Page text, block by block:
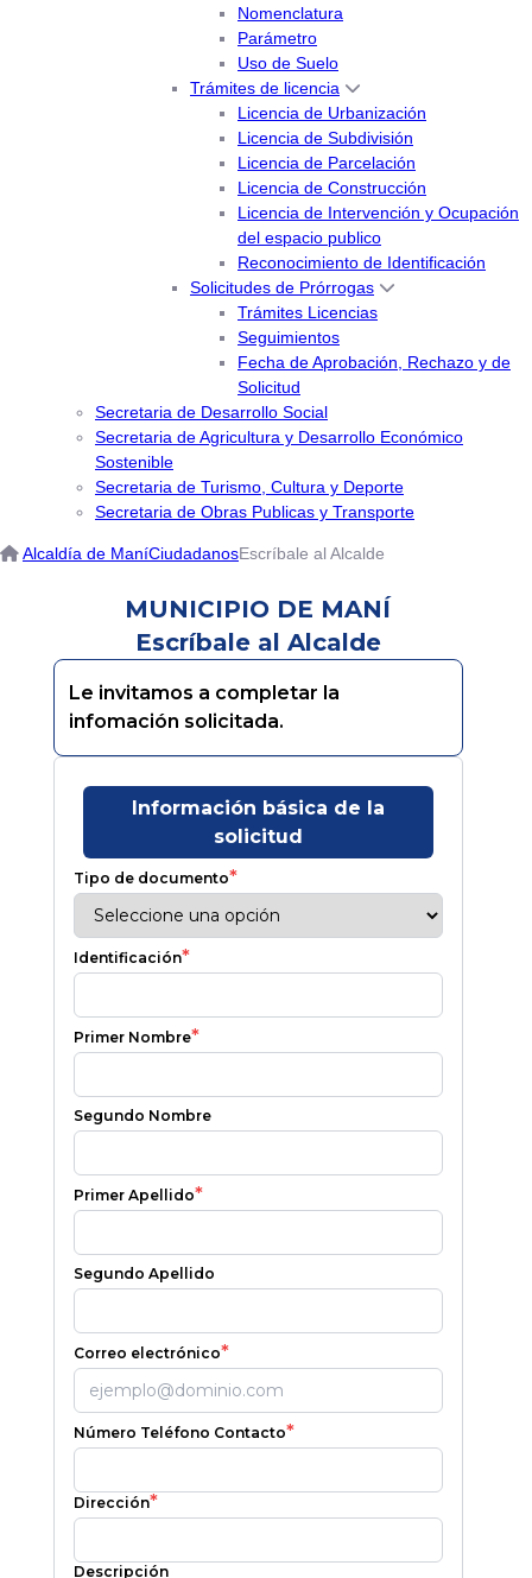
Nomenclatura
Parámetro
Uso de Suelo
Trámites de licencia
Licencia de Urbanización
Licencia de Subdivisión
Licencia de Parcelación
Licencia de Construcción
Licencia de Intervención y Ocupación
del espacio publico
Reconocimiento de Identificación
Solicitudes de Prórrogas
Trámites Licencias
Seguimientos
Fecha de Aprobación, Rechazo y de
Solicitud
Secretaria de Desarrollo Social
Secretaria de Agricultura y Desarrollo Económico
Sostenible
Secretaria de Turismo, Cultura y Deporte
Secretaria de Obras Publicas y Transporte
Alcaldía de ManíCiudadanosEscríbale al Alcalde